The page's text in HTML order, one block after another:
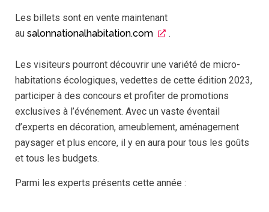
Les billets sont en vente maintenant
au salonnationalhabitation.com .
Les visiteurs pourront découvrir une variété de micro-
habitations écologiques, vedettes de cette édition 2023,
participer à des concours et profiter de promotions
exclusives à l’événement. Avec un vaste éventail
d’experts en décoration, ameublement, aménagement
paysager et plus encore, il y en aura pour tous les goûts
et tous les budgets.
Parmi les experts présents cette année :